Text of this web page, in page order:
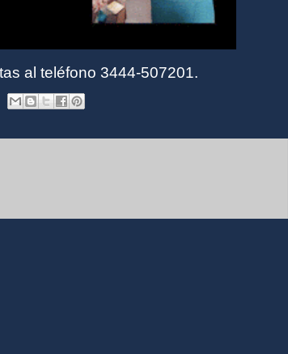
al teléfono 3444-507201.